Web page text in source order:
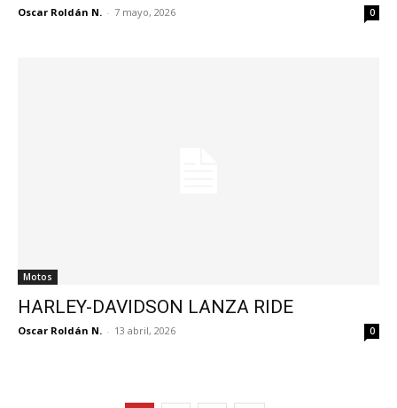
Oscar Roldán N. - 7 mayo, 2026 0
Motos
HARLEY-DAVIDSON LANZA RIDE
Oscar Roldán N. - 13 abril, 2026 0